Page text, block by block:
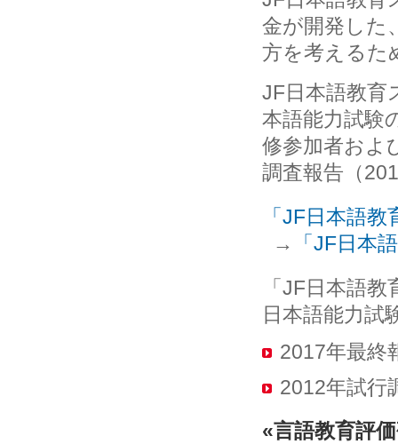
金が開発した
方を考えるた
JF日本語教育
本語能力試験
修参加者およ
調査報告（
「JF日本語
→
「JF日本
「JF日本語
日本語能力試
2017年最終
2012年試行
«言語教育評